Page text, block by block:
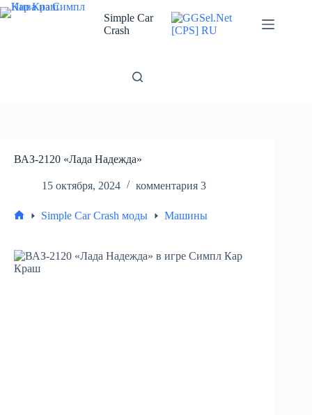
Перейти
к
Simple Car
Crash
ВАЗ-2120 «Лада Надежда»
15 октября, 2024 комментария 3
Simple Car Crash моды Машины